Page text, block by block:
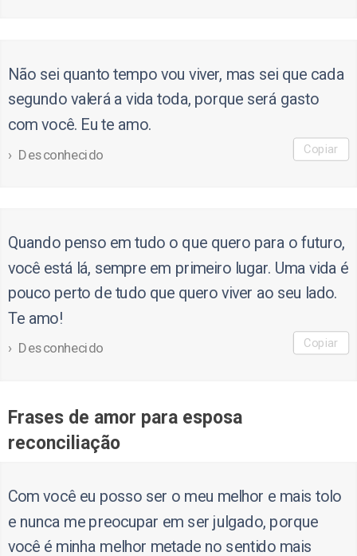
Não sei quanto tempo vou viver, mas sei que cada
segundo valerá a vida toda, porque será gasto
com você. Eu te amo.
Desconhecido Copiar
Quando penso em tudo o que quero para o futuro,
você está lá, sempre em primeiro lugar. Uma vida é
pouco perto de tudo que quero viver ao seu lado.
Te amo!
Desconhecido Copiar
Frases de amor para esposa
reconciliação
Com você eu posso ser o meu melhor e mais tolo
e nunca me preocupar em ser julgado, porque
você é minha melhor metade no sentido mais